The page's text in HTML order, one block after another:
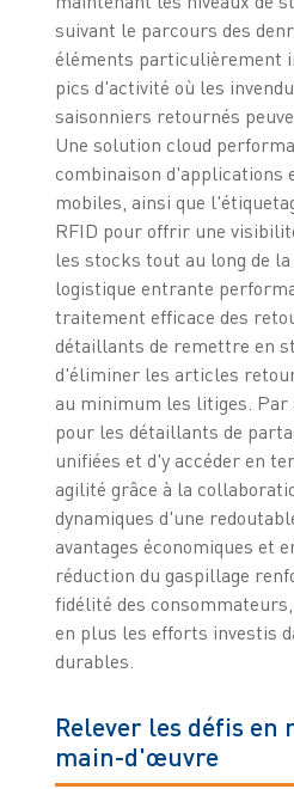
suivant le parcours des
éléments particulièrement
pics d'activité où les
saisonniers retournés
Une solution cloud
combinaison d'applications
mobiles, ainsi que
RFID pour offrir une
les stocks tout au long de la
logistique entrante
traitement efficace des
détaillants de remettre en
d'éliminer les articles
au minimum les litiges.
pour les détaillants de
unifiées et d'y accéder en
agilité grâce à la
dynamiques d'une
avantages économiques et
réduction du gaspillage
fidélité des
en plus les efforts investis
durables.
Relever les défis en
main-d'œuvre